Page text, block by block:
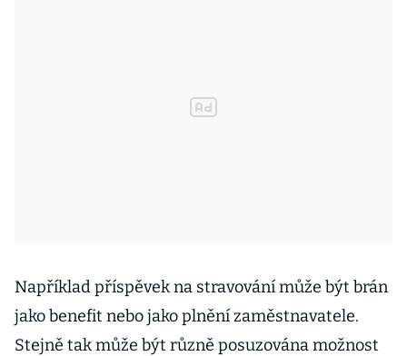
Například příspěvek na stravování může být brán
jako benefit nebo jako plnění zaměstnavatele.
Stejně tak může být různě posuzována možnost